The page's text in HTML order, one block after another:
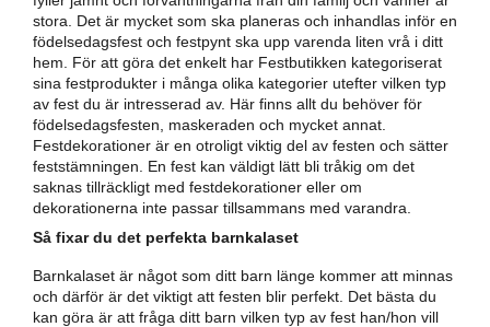
stora. Det är mycket som ska planeras och inhandlas inför en
födelsedagsfest och festpynt ska upp varenda liten vrå i ditt
hem. För att göra det enkelt har Festbutikken kategoriserat
sina festprodukter i många olika kategorier utefter vilken typ
av fest du är intresserad av. Här finns allt du behöver för
födelsedagsfesten, maskeraden och mycket annat.
Festdekorationer är en otroligt viktig del av festen och sätter
feststämningen. En fest kan väldigt lätt bli tråkig om det
saknas tillräckligt med festdekorationer eller om
dekorationerna inte passar tillsammans med varandra.
Så fixar du det perfekta barnkalaset
Barnkalaset är något som ditt barn länge kommer att minnas
och därför är det viktigt att festen blir perfekt. Det bästa du
kan göra är att fråga ditt barn vilken typ av fest han/hon vill